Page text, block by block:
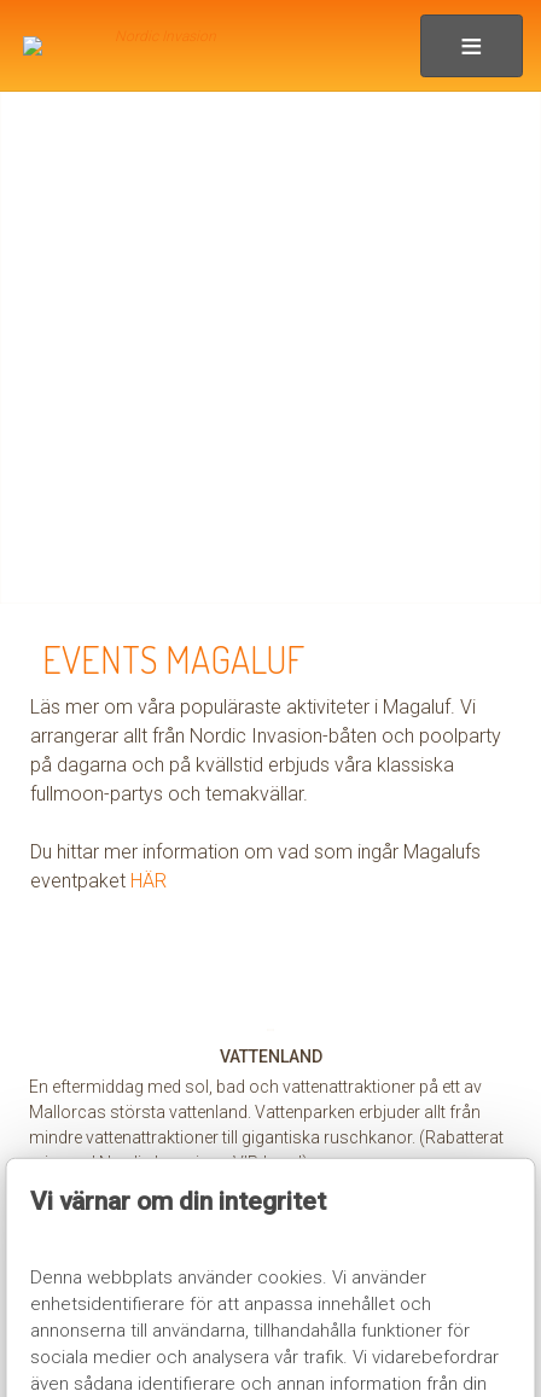
Vi värnar om din integritet
Denna webbplats använder cookies. Vi använder
enhetsidentifierare för att anpassa innehållet och
annonserna till användarna, tillhandahålla funktioner för
sociala medier och analysera vår trafik. Vi vidarebefordrar
även sådana identifierare och annan information från din
EVENTS MAGALUF
Läs mer om våra populäraste aktiviteter i Magaluf. Vi
arrangerar allt från Nordic Invasion-båten och poolparty
på dagarna och på kvällstid erbjuds våra klassiska
fullmoon-partys och temakvällar.
Du hittar mer information om vad som ingår Magalufs
eventpaket HÄR
VATTENLAND
En eftermiddag med sol, bad och vattenattraktioner på ett av
Mallorcas största vattenland. Vattenparken erbjuder allt från
mindre vattenattraktioner till gigantiska ruschkanor. (Rabatterat
pris med Nordic Invasions VIP-band)
På dagarna under din Studentresa ges möjlighet att delta på
olika strandaktiviteter där beachvolleyboll är den vanligaste.
Beachvolleybollen är en eftermiddagsturnering med 4-5
personer per lag där det vinnande laget belönas med sköna
priser. (Gratis för alla som reser med Nordic Invasion)